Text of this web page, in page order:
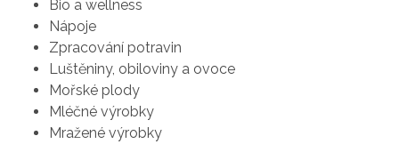
Bio a wellness
Nápoje
Zpracování potravin
Luštěniny, obiloviny a ovoce
Mořské plody
Mléčné výrobky
Mražené výrobky